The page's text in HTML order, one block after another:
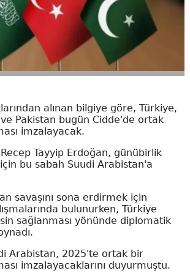
alınan bilgiye göre, Türkiye,
Pakistan bugün Cidde'de ortak
imzalayacak.
Tayyip Erdoğan, günübirlik
bu sabah Suudi Arabistan'a
savaşını sona erdirmek için
bulunurken, Türkiye
sağlanması yönünde diplomatik
Arabistan, 2025'te ortak bir
imzalayacaklarını duyurmuştu.